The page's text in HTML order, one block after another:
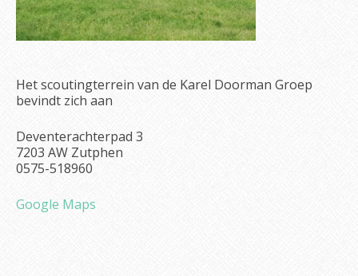
Het scoutingterrein van de Karel Doorman Groep
bevindt zich aan
Deventerachterpad 3
7203 AW Zutphen
0575-518960
Google Maps